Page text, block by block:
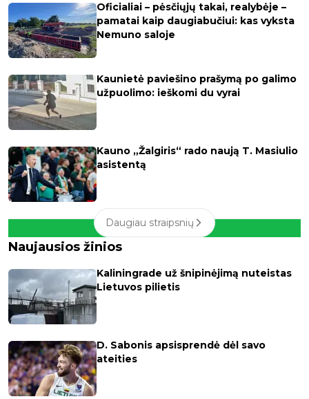
Oficialiai – pėsčiųjų takai, realybėje –
pamatai kaip daugiabučiui: kas vyksta
Nemuno saloje
Kaunietė paviešino prašymą po galimo
užpuolimo: ieškomi du vyrai
Kauno „Žalgiris“ rado naują T. Masiulio
asistentą
Daugiau straipsnių
Naujausios žinios
Kaliningrade už šnipinėjimą nuteistas
Lietuvos pilietis
D. Sabonis apsisprendė dėl savo
ateities